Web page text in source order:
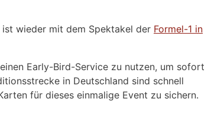
ist wieder mit dem Spektakel der Formel-1 in
Early-Bird-Service zu nutzen, um sofort
in Deutschland sind schnell
für dieses einmalige Event zu sichern.